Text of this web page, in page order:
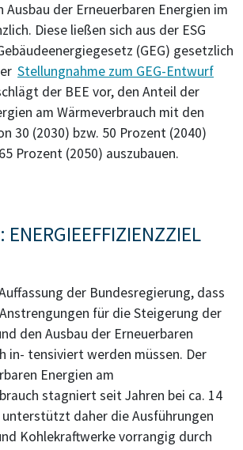
Ausbau der Erneuerbaren Energien im
Diese ließen sich aus der ESG
(GEG) gesetzlich
Stellungnahme zum GEG-Entwurf
der BEE vor, den Anteil der
am Wärmeverbrauch mit den
30 (2030) bzw. 50 Prozent (2040)
Prozent (2050) auszubauen.
ENERGIEEFFIZIENZZIEL
der Bundesregierung, dass
für die Steigerung der
den Ausbau der Erneuerbaren
in- tensiviert werden müssen. Der
Energien am
stagniert seit Jahren bei ca. 14
unterstützt daher die Ausführungen
Kohlekraftwerke vorrangig durch